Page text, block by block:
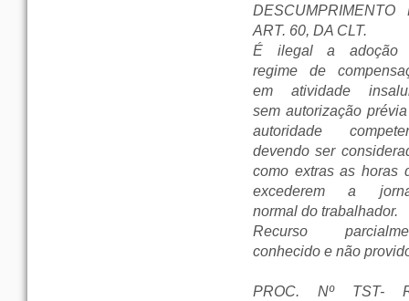
DESCUMPRIMENTO
ART. 60, DA CLT.
É ilegal a adoção
regime de
em atividade
sem autorização
autoridade
devendo ser
como extras as horas
excederem a
normal do trabalhador.
Recurso
conhecido e não
PROC. Nº TST-